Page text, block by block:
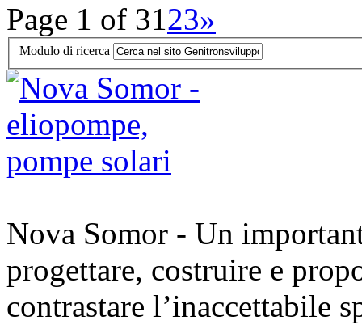
Page 1 of 3123»
Modulo di ricerca
Nova Somor - Un
progettare, costruire e
contrastare l’inaccettabile